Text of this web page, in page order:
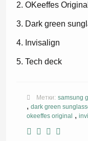
OKeeffes Original
Dark green
Invisalign
Tech deck
Метки: samsung
, dark green
okeeffes original ,